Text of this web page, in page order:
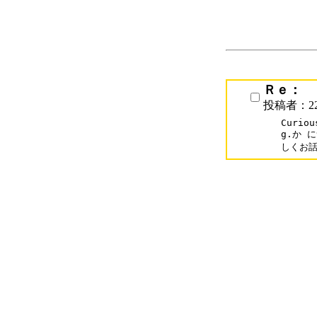
Ｒｅ：
投稿者：
g.か に
しくお